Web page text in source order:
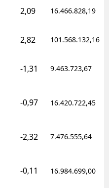
2,09 16.466.828,19
2,82 101.568.132,16
-1,31 9.463.723,67
-0,97 16.420.722,45
-2,32 7.476.555,64
-0,11 16.984.699,00